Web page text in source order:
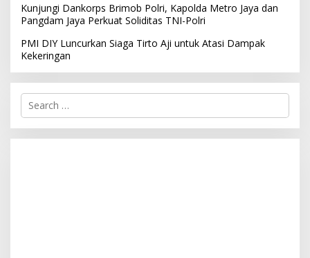
Kunjungi Dankorps Brimob Polri, Kapolda Metro Jaya dan
Pangdam Jaya Perkuat Soliditas TNI-Polri
PMI DIY Luncurkan Siaga Tirto Aji untuk Atasi Dampak
Kekeringan
S
r